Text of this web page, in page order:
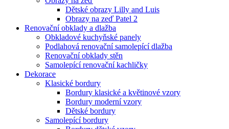
Dětské obrazy Lilly and Luis
Obrazy na zeď Patel 2
Renovační obklady a dlažba
Obkladové kuchyňské panely
Podlahová renovační samolepící dlažba
Renovační obklady stěn
Samolepící renovační kachličky
Dekorace
Klasické bordury
Bordury klasické a květinové vzory
Bordury moderní vzory
Dětské bordury
Samolepící bordury